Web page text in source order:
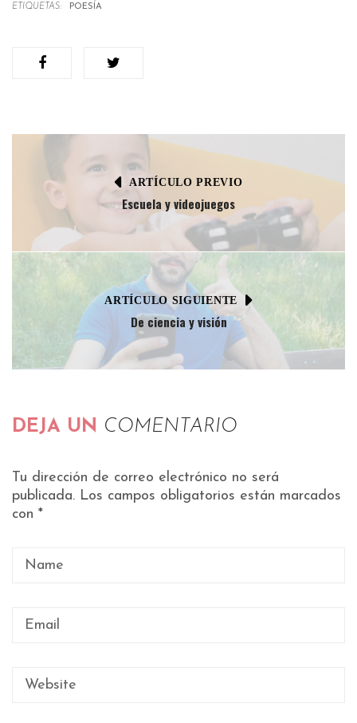
ETIQUETAS: POESÍA
ARTÍCULO PREVIO
Escuela y videojuegos
ARTÍCULO SIGUIENTE
De ciencia y visión
DEJA UN COMENTARIO
Tu dirección de correo electrónico no será
publicada. Los campos obligatorios están marcados
con *